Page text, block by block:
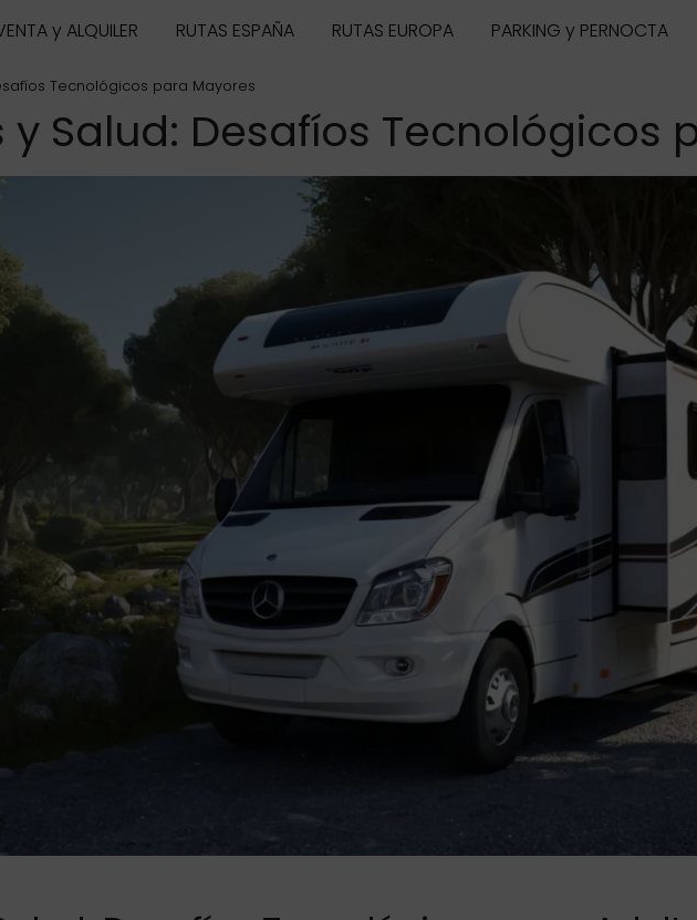
y ALQUILER RUTAS ESPAÑA RUTAS EUROPA PARKING y PERNOCTA
Tecnológicos para Mayores
Salud: Desafíos Tecnológicos